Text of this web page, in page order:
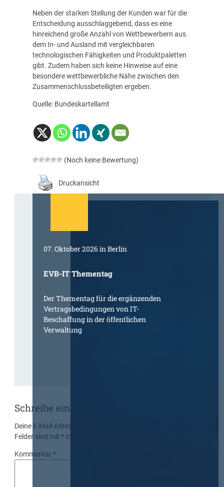
Neben der starken Stellung der Kunden war für die
Entscheidung ausschlaggebend, dass es eine
hinreichend große Anzahl von Wettbewerbern aus
dem In- und Ausland mit vergleichbaren
technologischen Fähigkeiten und Produktpaletten
gibt. Zudem haben sich keine Hinweise auf eine
besondere wettbewerbliche Nähe zwischen den
Zusammenschlussbeteiligten ergeben.
Quelle: Bundeskartellamt
(Noch keine Bewertung)
Druckansicht
07. Oktober 2026 in Berlin
EVB-IT Thementag
Der Thementag für die ergänzenden
Vertragsbedingungen von IT-
Beschaffung in der öffentlichen
Verwaltung
Schreibe einen Kommentar
Deine E-Mail-Adresse wird nicht veröffentlicht.
Felder sind mit* markiert
Kommentar*